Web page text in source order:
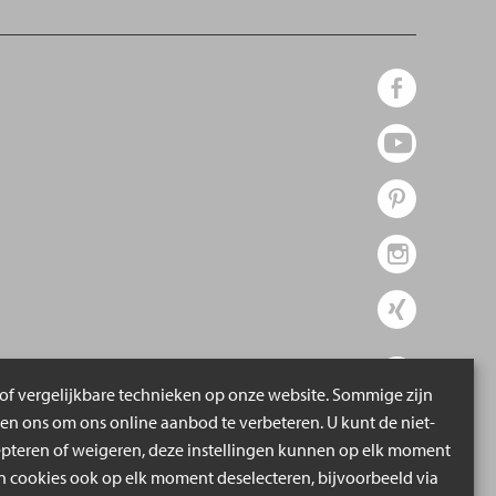
vergelijkbare technieken op onze website. Sommige zijn
ons om ons online aanbod te verbeteren. U kunt de niet-
of weigeren, deze instellingen kunnen op elk moment
cookies ook op elk moment deselecteren, bijvoorbeeld via